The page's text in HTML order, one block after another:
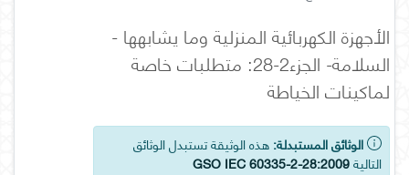
الأجهزة الكهربائية المنزلية وما يشابهها -
السلامة- الجزء2-28: متطلبات خاصة
لماكينات الخياطة
الوثائق المستبدلة: هذه الوثيقة تستبدل الوثائق
التاليةGSO IEC 60335-2-28:2009